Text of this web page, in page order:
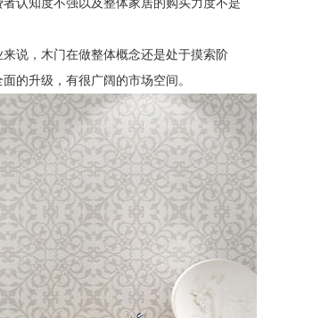
认知度不强以及整体家居的购买力度不是
说，木门在做整体概念还是处于摸索阶
的升级，有很广阔的市场空间。